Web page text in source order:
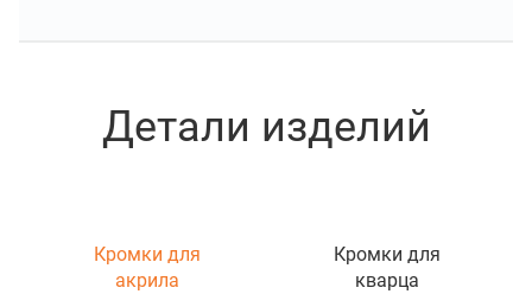
Детали изделий
Кромки для
акрила
Кромки для
кварца